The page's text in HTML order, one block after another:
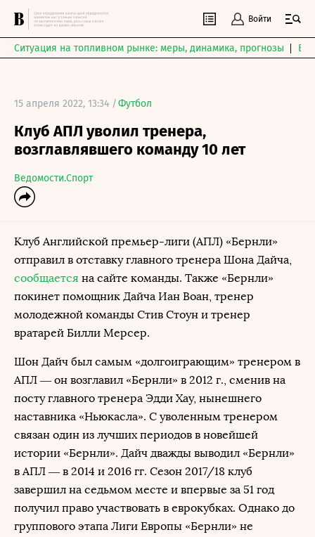
Войти
Ситуация на топливном рынке: меры, динамика, прогнозы
15 апреля 2022, 13:34 /Футбол
Клуб АПЛ уволил тренера,
возглавлявшего команду 10 лет
Ведомости.Спорт
Клуб Английской премьер-лиги (АПЛ) «Бернли»
отправил в отставку главного тренера Шона Дайча,
сообщается на сайте команды. Также «Бернли»
покинет помощник Дайча Иан Воан, тренер
молодежной команды Стив Стоун и тренер
вратарей Билли Мерсер.
Шон Дайч был самым «долгоиграющим» тренером в
АПЛ — он возглавил «Бернли» в 2012 г., сменив на
посту главного тренера Эдди Хау, нынешнего
наставника «Ньюкасла». С уволенным тренером
связан один из лучших периодов в новейшей
истории «Бернли». Дайч дважды выводил «Бернли»
в АПЛ — в 2014 и 2016 гг. Сезон 2017/18 клуб
завершил на седьмом месте и впервые за 51 год
получил право участвовать в еврокубках. Однако до
группового этапа Лиги Европы «Бернли» не